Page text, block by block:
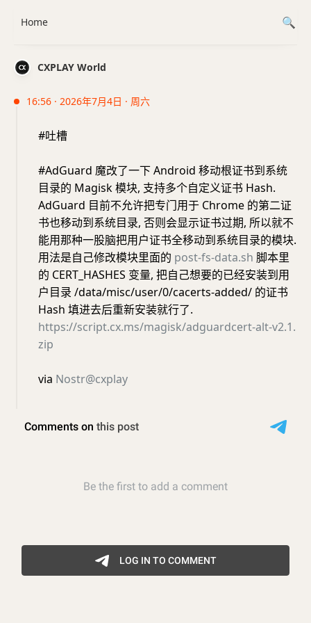
CXPLAY World
16:56 · 2026年7月4日 · 周六
#吐槽
#AdGuard 魔改了一下 Android 移动根证书到系统
目录的 Magisk 模块, 支持多个自定义证书 Hash.
AdGuard 目前不允许把专门用于 Chrome 的第二证
书也移动到系统目录, 否则会显示证书过期, 所以就不
能用那种一股脑把用户证书全移动到系统目录的模块.
用法是自己修改模块里面的 post-fs-data.sh 脚本里
的 CERT_HASHES 变量, 把自己想要的已经安装到用
户目录 /data/misc/user/0/cacerts-added/ 的证书
Hash 填进去后重新安装就行了.
https://script.cx.ms/magisk/adguardcert-alt-v2.1.
zip
via Nostr@cxplay
Home